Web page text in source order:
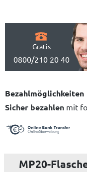
Gratis
0800/210 20 40
Bezahlmöglichkeiten
Sicher bezahlen mit
MP20-